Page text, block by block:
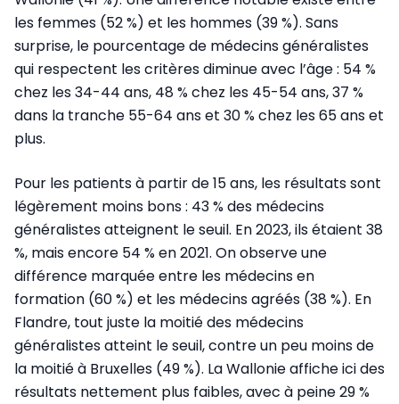
les femmes (52 %) et les hommes (39 %). Sans
surprise, le pourcentage de médecins généralistes
qui respectent les critères diminue avec l’âge : 54 %
chez les 34-44 ans, 48 % chez les 45-54 ans, 37 %
dans la tranche 55-64 ans et 30 % chez les 65 ans et
plus.
Pour les patients à partir de 15 ans, les résultats sont
légèrement moins bons : 43 % des médecins
généralistes atteignent le seuil. En 2023, ils étaient 38
%, mais encore 54 % en 2021. On observe une
différence marquée entre les médecins en
formation (60 %) et les médecins agréés (38 %). En
Flandre, tout juste la moitié des médecins
généralistes atteint le seuil, contre un peu moins de
la moitié à Bruxelles (49 %). La Wallonie affiche ici des
résultats nettement plus faibles, avec à peine 29 %